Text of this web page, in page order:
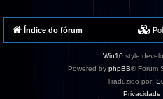
Índice do fórum
Win10style
Powered by phpBB® Forum
Traduzido por:
Privacidade